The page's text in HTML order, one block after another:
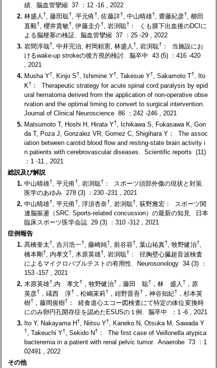
績. 脳血管攣縮 37 ：12 -16 , 2022
2. 林盛人†, 藤田聡†, 平元侑†, 佐藤詳†, 中山晴雄†, 齋藤紀彦†, 櫛田
直毅† , 櫻井貴敏† , 伊藤圭介† , 岩渕聡† ： くも膜下出血後のDCIに
よる脳梗塞の検証. 脳血管攣縮 37 ：25 -29 , 2022
3. 岩間淳哉†, 中井完治, 村岡頼憲, 林盛人†, 岩渕聡† ： 当施設にお
けるwake-up strokeの後方視的検討. 脳卒中 43 (5) ：416 -420
, 2021
4. Musha Y†, Kinjo S†, Ishimine Y†, Takesue Y†, Sakamoto T†, Ito
K† ： Therapeutic strategy for acute spinal cord paralysis by epid
ural hematoma derived from the application of non-operative obse
rvation and the optimal timing to convert to surgical intervention.
Journal of Clinical Neuroscience 86 ：242 -246 , 2021
5. Matsumoto T, Hoshi H, Hirata Y†, Ichikawa S, Fukasawa K, Gon
da T, Poza J, Gonzalez VR, Gomez C, Shigihara Y： The assoc
iation between carotid blood flow and resting-state brain activity i
n patients with cerebrovascular diseases. Scientific reports (11)
：1 -11 , 2021
総説及び解説
1. 中山晴雄†, 平元侑†, 岩渕聡† ： スポーツ頭部外傷の現状と対策.
医学のあゆみ 278 (3) ：230 -231 , 2021
2. 中山晴雄†, 平元侑†, 浮須杏奈†, 岩渕聡†, 荻野雅宏： スポーツ関
連脳振盪（SRC: Sports-related concussion）の最新の知見. 日本
臨床スポーツ医学会誌 29 (3) ：310 -312 , 2021
症例報告
1. 髙橋奎太†, 吉川浩一†, 藤崎純†, 前谷容†, 葉山祐真†, 牧野健治†,
橋本剛† , 内孝文† , 木原英雄† , 岩渕聡† ： 径胸壁心臓超音波検査
によるマイクロバブルテストの有用性. Neurosonology 34 (3) ：
153 -157 , 2021
2. 木原英雄†,内 孝文† ，牧野健治† ，藤田 聡† ，林 盛人† ，原
英彦† ，礒西 淳† ，松嶋茉莉† ，紺野晋吾† ，神谷知紀† ，杉本英
樹† ，藤岡俊樹† ： 経食道心エコー図検査にて特定の体位変換時
にのみ卵円孔開存症を認めたESUSの１例. 脳卒中 ：1 -6 , 2021
3. Ito Y, Nakayama H†, Niitsu Y†, Kaneko N, Otsuka M, Sawada Y
† , Takeuchi Y† , Sekido N† ： The first case of Veillonella atypica
bacteremia in a patient with renal pelvic tumor. Anaerobe 73 ：1
02491 , 2022
その他